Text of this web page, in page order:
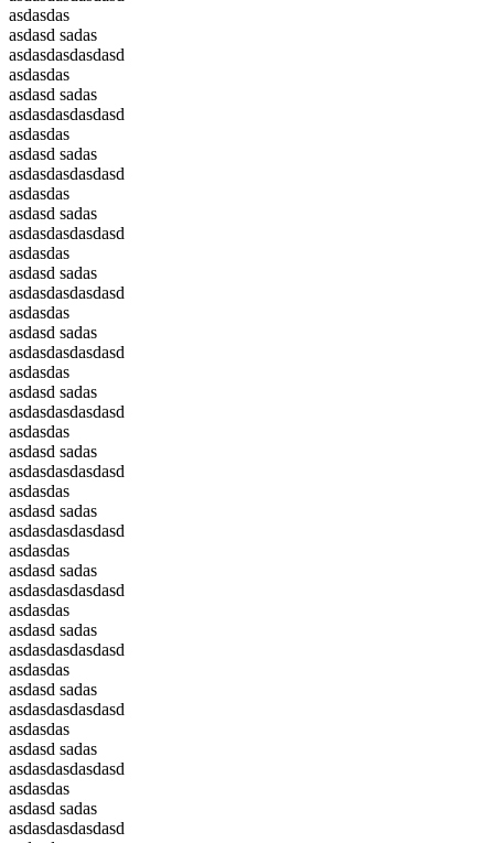
asdasdas
asdasd sadas
asdasdasdasdasd
asdasdas
asdasd sadas
asdasdasdasdasd
asdasdas
asdasd sadas
asdasdasdasdasd
asdasdas
asdasd sadas
asdasdasdasdasd
asdasdas
asdasd sadas
asdasdasdasdasd
asdasdas
asdasd sadas
asdasdasdasdasd
asdasdas
asdasd sadas
asdasdasdasdasd
asdasdas
asdasd sadas
asdasdasdasdasd
asdasdas
asdasd sadas
asdasdasdasdasd
asdasdas
asdasd sadas
asdasdasdasdasd
asdasdas
asdasd sadas
asdasdasdasdasd
asdasdas
asdasd sadas
asdasdasdasdasd
asdasdas
asdasd sadas
asdasdasdasdasd
asdasdas
asdasd sadas
asdasdasdasdasd